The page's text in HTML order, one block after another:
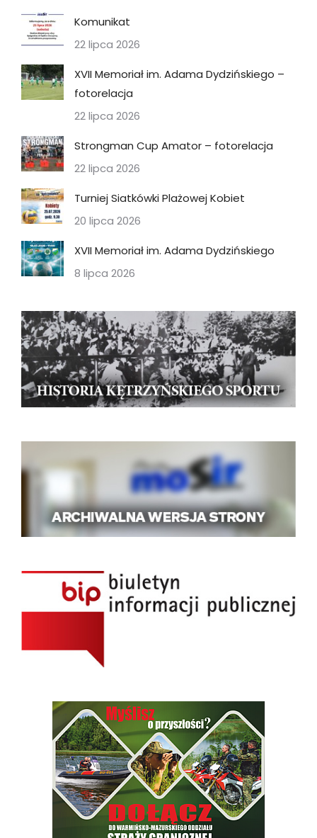
Komunikat
22 lipca 2026
XVII Memoriał im. Adama Dydzińskiego –
fotorelacja
22 lipca 2026
Strongman Cup Amator – fotorelacja
22 lipca 2026
Turniej Siatkówki Plażowej Kobiet
20 lipca 2026
XVII Memoriał im. Adama Dydzińskiego
8 lipca 2026